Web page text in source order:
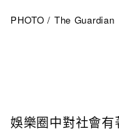
PHOTO / The Guardian
娛樂圈中對社會